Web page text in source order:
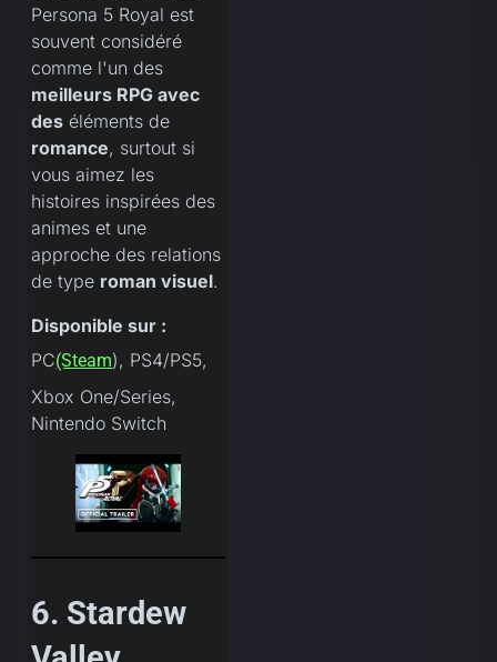
Persona 5 Royal est
souvent considéré
comme l'un des
meilleurs RPG avec
des éléments de
romance, surtout si
vous aimez les
histoires inspirées des
animes et une
approche des relations
de type roman visuel.
Disponible sur :
PC(Steam), PS4/PS5,
Xbox One/Series,
Nintendo Switch
6. Stardew